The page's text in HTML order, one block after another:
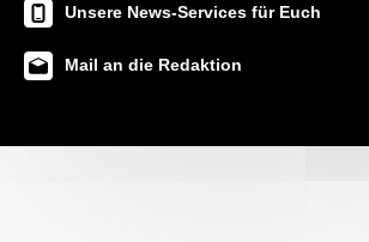
Unsere News-Services für Euch
Mail an die Redaktion